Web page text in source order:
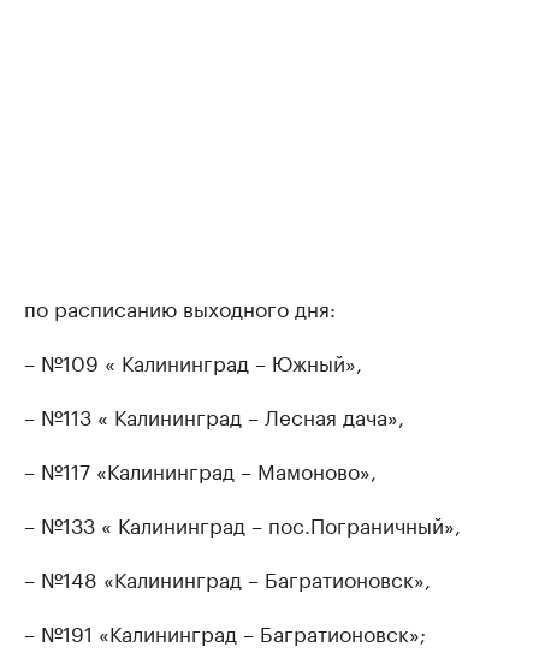
по расписанию выходного дня:
– №109 « Калининград – Южный»,
– №113 « Калининград – Лесная дача»,
– №117 «Калининград – Мамоново»,
– №133 « Калининград – пос.Пограничный»,
– №148 «Калининград – Багратионовск»,
– №191 «Калининград – Багратионовск»;